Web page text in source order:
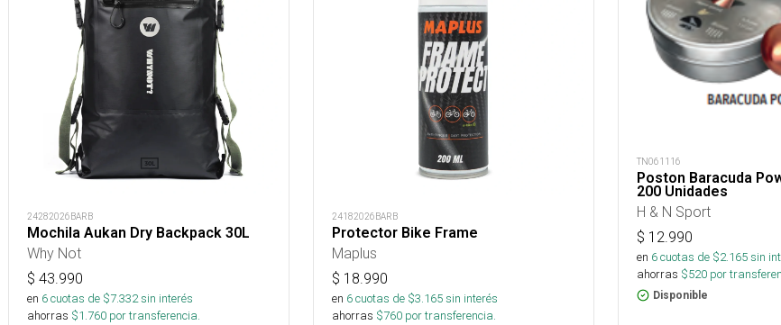
24282026BARB
Mochila Aukan Dry Backpack 30L
Why Not
$ 43.990
en 6cuotas de $7.332sin interés
ahorras $1.760 por transferencia.
24182026BARB
Protector Bike Frame
Maplus
$ 18.990
en 6cuotas de $3.165sin interés
ahorras $760 por transferencia.
TN061116
Poston Baracuda
200 Unidades
H & N Sport
$ 12.990
en 6cuotas de $2.165sin
ahorras $520 por
Disponible